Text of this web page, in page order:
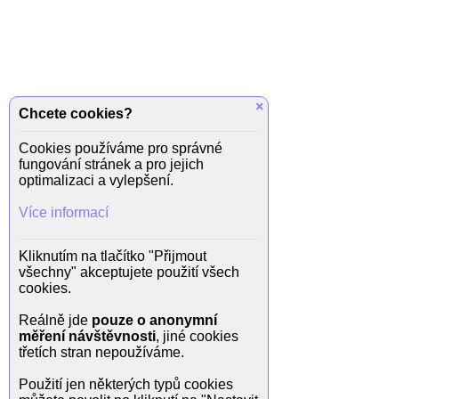
×
Chcete cookies?
Cookies používáme pro správné
fungování stránek a pro jejich
optimalizaci a vylepšení.
Více informací
Kliknutím na tlačítko "Přijmout
všechny" akceptujete použití všech
cookies.
Reálně jde pouze o anonymní
měření návštěvnosti, jiné cookies
třetích stran nepoužíváme.
Použití jen některých typů cookies